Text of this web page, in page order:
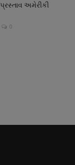
અમેરીકી
0